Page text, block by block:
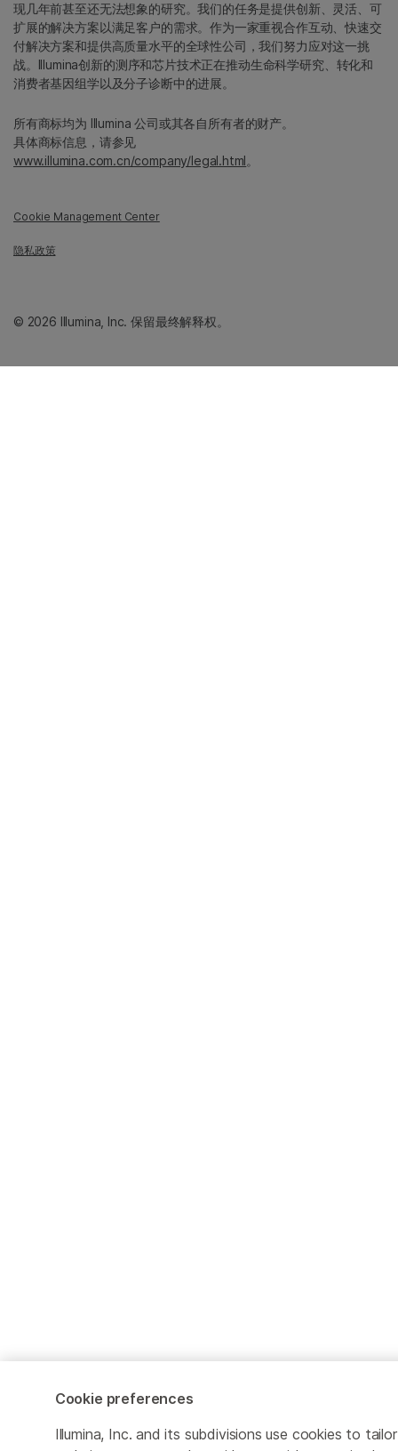
现几年前甚至还无法想象的研究。我们的任务是提供创新、灵活、可
扩展的解决方案以满足客户的需求。作为一家重视合作互动、快速交
付解决方案和提供高质量水平的全球性公司，我们努力应对这一挑
战。Illumina创新的测序和芯片技术正在推动生命科学研究、转化和
消费者基因组学以及分子诊断中的进展。
所有商标均为 Illumina 公司或其各自所有者的财产。
具体商标信息，请参见
www.illumina.com.cn/company/legal.html。
Cookie Management Center
隐私政策
© 2026 Illumina, Inc. 保留最终解释权。
Cookie preferences
Illumina, Inc. and its subdivisions use cookies to tailor